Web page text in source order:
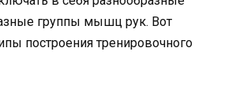
группы мышц рук. Вот
построения тренировочного